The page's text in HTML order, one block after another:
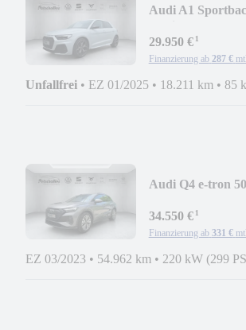
Audi A1
29.950 €¹
Finanzierung ab 287 € mtl.
Unfallfrei • EZ 01/2025 • 18.211 km • 85
Audi Q4 e-tron
34.550 €¹
Finanzierung ab 331 € mtl.
EZ 03/2023 • 54.962 km • 220 kW (299